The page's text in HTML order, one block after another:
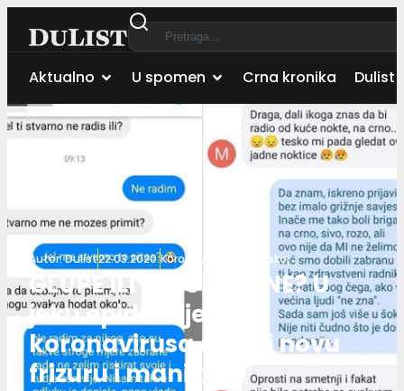
Aktualno U spomen Crna kronika Dulist
Autor:Dulist22.03.2020.Koronavirus u Hrvatskoj
GLUPE ILI BEZOBRAZNE? U
jeku epidemije
koronavirusa one bi novu
frizuru i manikuru